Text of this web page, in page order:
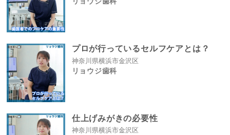
プロが行っているセルフケアとは？
神奈川県横浜市金沢区
リョウジ歯科
仕上げみがきの必要性
神奈川県横浜市金沢区